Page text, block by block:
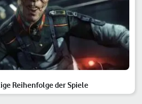
Reihenfolge der Spiele